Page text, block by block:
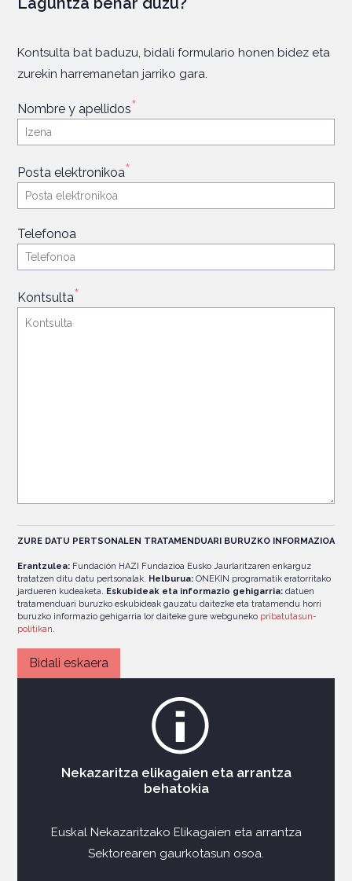
Kontsulta bat baduzu, bidali formulario honen bidez eta
zurekin harremanetan jarriko gara.
Nombre y apellidos*
Posta elektronikoa*
Telefonoa
Kontsulta*
ZURE DATU PERTSONALEN TRATAMENDUARI BURUZKO INFORMAZIOA
Erantzulea: Fundación HAZI Fundazioa Eusko Jaurlaritzaren enkarguz
tratatzen ditu datu pertsonalak. Helburua: ONEKIN programatik eratorritako
jardueren kudeaketa. Eskubideak eta informazio gehigarria: datuen
tratamenduari buruzko eskubideak gauzatu daitezke eta tratamendu horri
buruzko informazio gehigarria lor daiteke gure webguneko pribatutasun-
politikan.
Nekazaritza elikagaien eta arrantza
behatokia
Euskal Nekazaritzako Elikagaien eta arrantza
Sektorearen gaurkotasun osoa.